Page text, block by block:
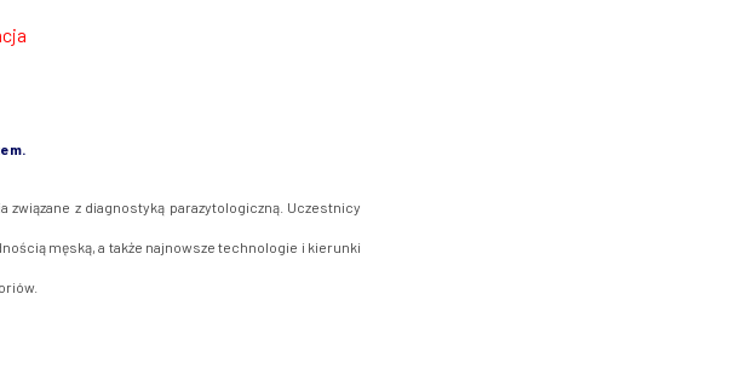
z diagnostyką parazytologiczną. Uczestnicy
męską, a także najnowsze technologie i kierunki